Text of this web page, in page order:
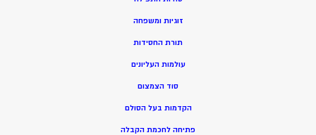
זוגיות ומשפחה
תורת החסידות
עולמות העליונים
סוד הצמצום
הקדמות בעל הסולם
פתיחה לחכמת הקבלה